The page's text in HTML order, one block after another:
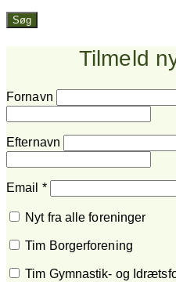
Søg
Tilmeld
Fornavn
Efternavn
Email *
Nyt fra alle foreninger
Tim Borgerforening
Tim Gymnastik- og